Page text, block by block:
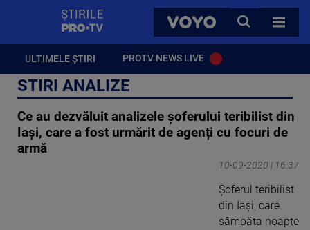
VOYO
CAUTA
TOATE
ULTIMELE ȘTIRI PROTV NEWS LIVE
STIRI ANALIZE
Ce au dezvăluit analizele șoferului teribilist din
Iași, care a fost urmărit de agenți cu focuri de
armă
10-09-2020 | 16:37
Șoferul teribilist
din Iași, care
sâmbăta noapte